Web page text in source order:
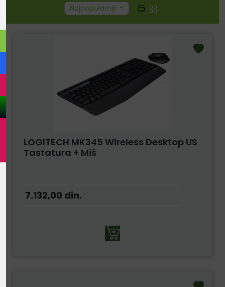
Najpopularniji
LOGITECH MK345 Wireless Desktop US
Tastatura + Miš
7.132,00 din.